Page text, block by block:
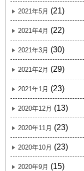
2021年5月 (21)
2021年4月 (22)
2021年3月 (30)
2021年2月 (29)
2021年1月 (23)
2020年12月 (13)
2020年11月 (23)
2020年10月 (23)
2020年9月 (15)